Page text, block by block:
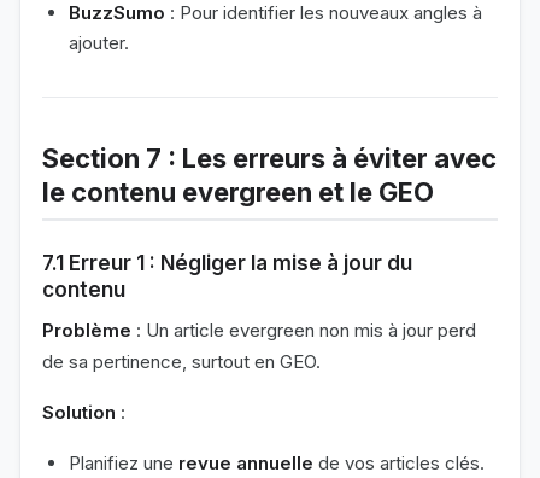
BuzzSumo : Pour identifier les nouveaux angles à
ajouter.
Section 7 : Les erreurs à éviter avec
le contenu evergreen et le GEO
7.1 Erreur 1 : Négliger la mise à jour du
contenu
Problème : Un article evergreen non mis à jour perd
de sa pertinence, surtout en GEO.
Solution :
Planifiez une revue annuelle de vos articles clés.